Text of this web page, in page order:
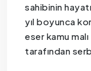
sahibinin
yıl boyunca
eser kamu
tarafından